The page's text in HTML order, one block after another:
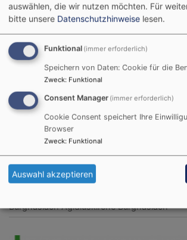
So, 9.8. 9 Uhr
Burghaslach: Gottesdienst
Burghaslach Ägidiuskirche Burghaslach
auswählen, die wir nutzen möchten. Für
bitte unsere Datenschutzhinweise lesen.
Funktional (immer erforderlich)
Speichern von Daten: Cookie für die
Zweck: Funktional
Consent Manager (immer erforderlich)
Cookie Consent speichert Ihre
Browser
Zweck: Funktional
Auswahl akzeptieren